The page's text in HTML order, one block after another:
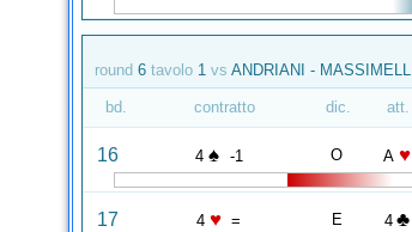
round 6 tavolo 1 vs ANDRIANI - MASSIMELLI
bd. contratto dic. att.
16 4 ♠ -1 O A ♥
17 4 ♥ = E 4 ♣